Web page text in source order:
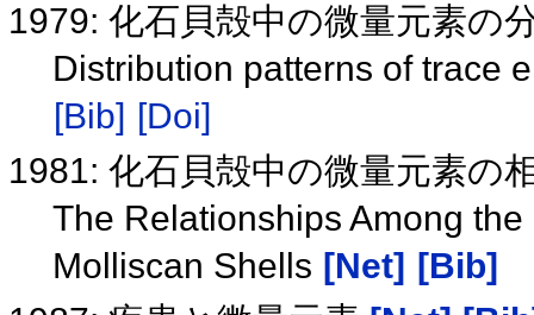
1979: 化石貝殻中の微量元素の
Distribution patterns of trace
[Bib] [Doi]
1981: 化石貝殻中の微量元素の
The Relationships Among
Molliscan Shells [Net]
[Bib]